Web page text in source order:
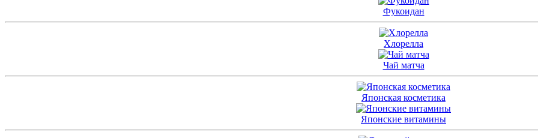
Фукоидан
Хлорелла
Чай матча
Японская косметика
Японские витамины